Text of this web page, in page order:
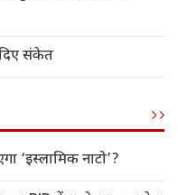
संकेत
‘इस्लामिक नाटो’?